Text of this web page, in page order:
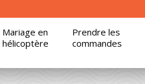
Mariage en
hélicoptère
Prendre les
commandes